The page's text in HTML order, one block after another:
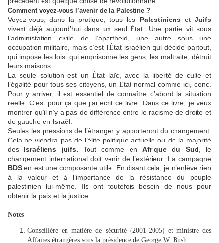
Comment voyez-vous l’avenir de la Palestine ?
Voyez-vous, dans la pratique, tous les Palestiniens et Juifs
vivent déjà aujourd’hui dans un seulÉtat. Une partie vit sous
l’administation civile de l’apartheid, une autre sous une
occupation militaire, mais c’est l’État israélien qui décide partout,
qui impose les lois, qui emprisonne les gens, les maltraite, détruit
leurs maisons…
La seule solution est un État laïc, avec la liberté de culte et
l’égalité pour tous ses citoyens, un État normal comme ici, donc.
Pour y arriver, il est essentiel de connaître d’abord la situation
réelle. C’est pour ça que j’ai écrit ce livre. Dans ce livre, je veux
montrer qu’il n’y a pas de différence entre le racisme de droite et
de gauche en Israël
Seules les pressions de l’étranger y apporteront du changement.
Cela ne viendra pas de l’élite politique actuelle ou de la majorité
des Israéliens juifs. Tout comme enAfrique du Sud , le
changement international doit venir de l’extérieur. La campagne
BDS en est une composante utile. En disant cela, je n’enlève rien
à la valeur et à l’importance de la résistance du peuple
palestinien lui-même. Ils ont toutefois besoin de nous pour
obtenir la paix et la justice.
Notes
Conseillère en matière de sécurité (2001-2005) et ministre des
Affaires étrangères sous la présidence de George W. Bush.